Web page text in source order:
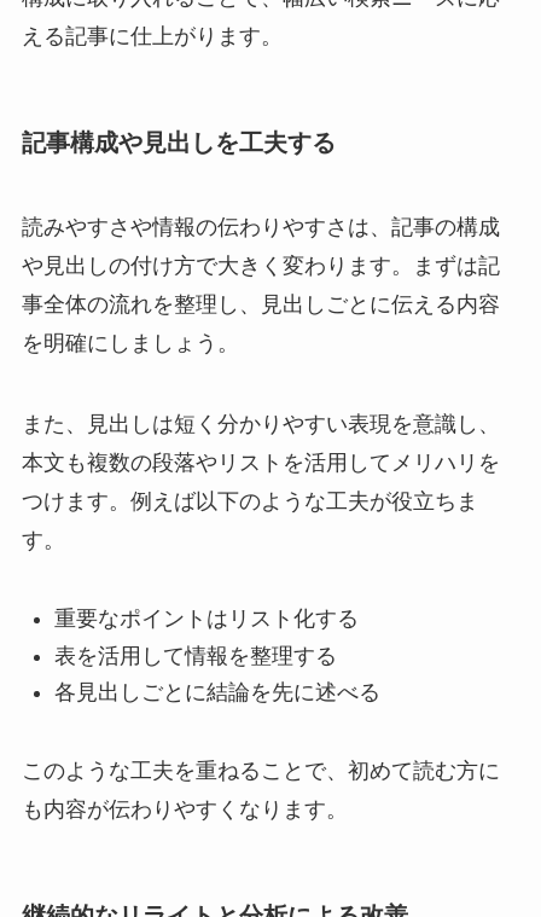
える記事に仕上がります。
記事構成や見出しを工夫する
読みやすさや情報の伝わりやすさは、記事の構成
や見出しの付け方で大きく変わります。まずは記
事全体の流れを整理し、見出しごとに伝える内容
を明確にしましょう。
また、見出しは短く分かりやすい表現を意識し、
本文も複数の段落やリストを活用してメリハリを
つけます。例えば以下のような工夫が役立ちま
す。
重要なポイントはリスト化する
表を活用して情報を整理する
各見出しごとに結論を先に述べる
このような工夫を重ねることで、初めて読む方に
も内容が伝わりやすくなります。